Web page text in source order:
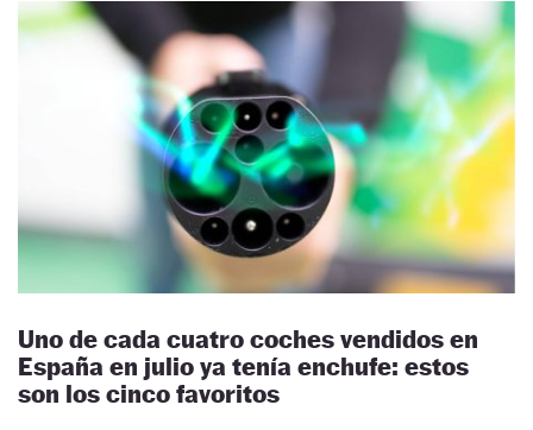
Uno de cada cuatro coches vendidos en
España en julio ya tenía enchufe: estos
son los cinco favoritos